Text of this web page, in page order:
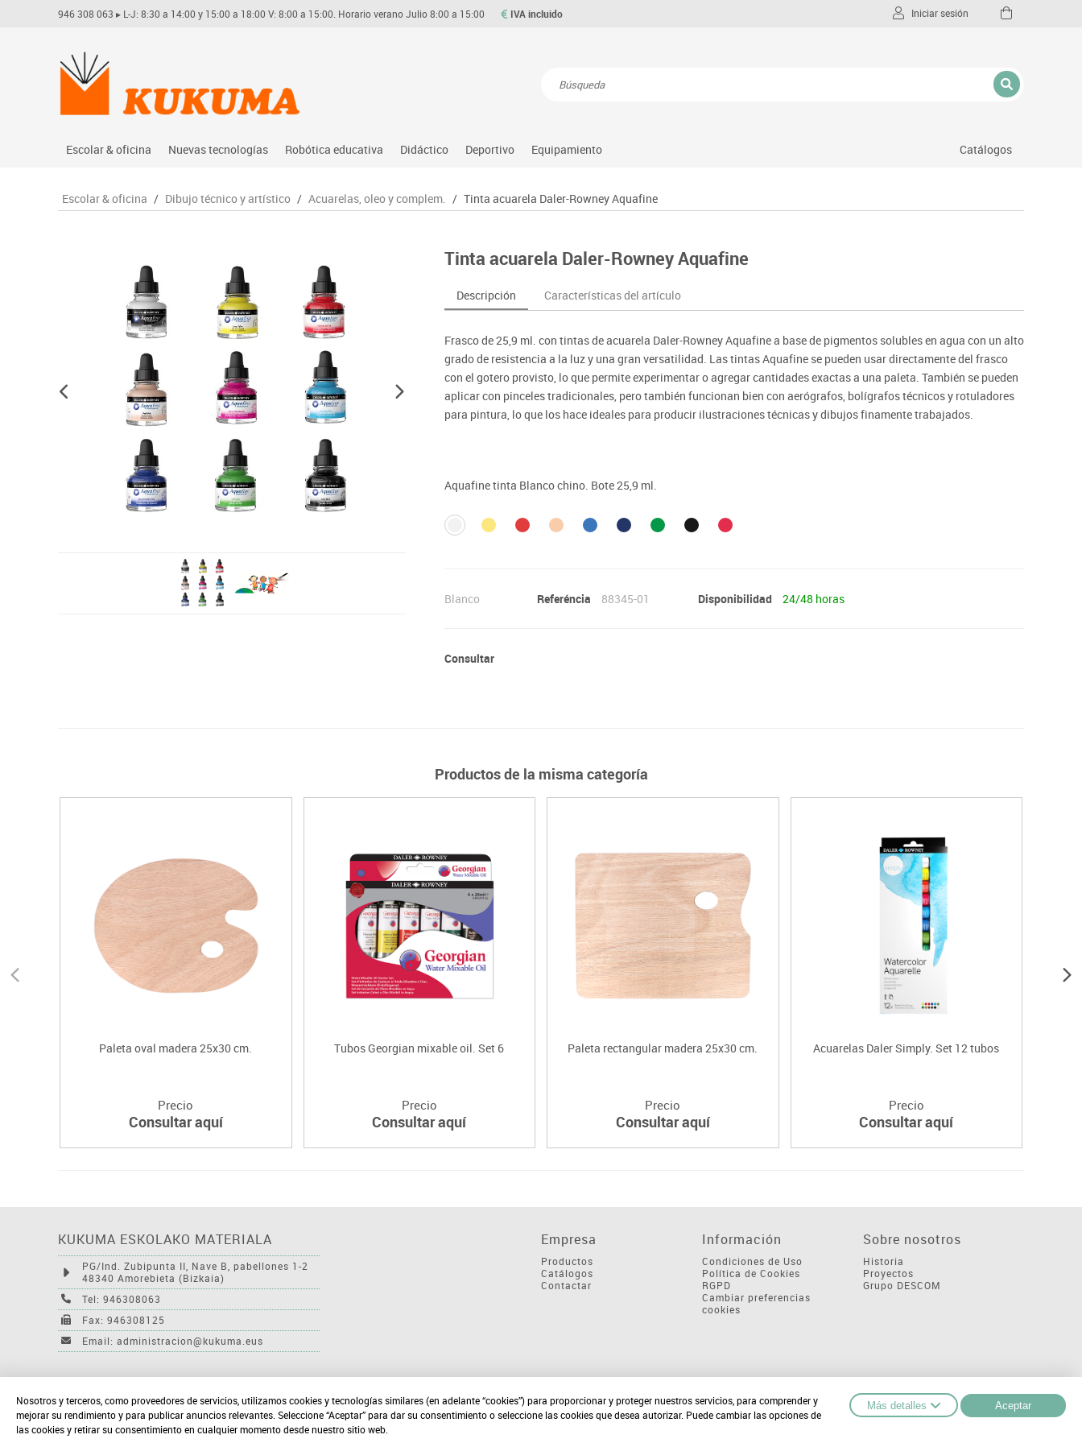
946 308 063 ▸ L-J: 8:30 a 14:00 y 15:00 a 18:00 V: 8:00 a 15:00. Horario verano Julio 8:00 a 15:00 IVA incluido Iniciar sesión
Escolar & oficina
Archivo
Escritura y corrección
Informática
Manualidades
Material escolar
Plastifica, encuaderna, destruye
Papel y manipulados
Nuevas tecnologías
Audio
Monitores interactivos
Videoconferencia
Videoproyección
Robótica educativa
Arduino
Matatastudio
Vex robotics
Otros
Didáctico
Asociación y atención
Espacios exteriores
Juegos heurísticos
Juegos simbólicos
Lenguaje & idiomas
Matemáticas
Música
Primeras edades
Psicomotricidad
Stem
Tinkering
Deportivo
Atletismo
Comp. deportivos
Deportes raqueta
Equipamiento
Hockey
Protección deportiva
Equipamiento
Aulas entornos naturales
Mesas educación
Percheros, baldas y taquillas
Sillas, bancos y taburetes
Catálogos
Escolar & oficina / Dibujo técnico y artístico / Acuarelas, oleo y complem. / Tinta acuarela Daler-Rowney Aquafine
Tinta acuarela Daler-Rowney Aquafine
Descripción Características del artículo
Frasco de 25,9 ml. con tintas de acuarela Daler-Rowney Aquafine a base de pigmentos solubles en agua con un alto
grado de resistencia a la luz y una gran versatilidad. Las tintas Aquafine se pueden usar directamente del frasco
con el gotero provisto, lo que permite experimentar o agregar cantidades exactas a una paleta. También se pueden
aplicar con pinceles tradicionales, pero también funcionan bien con aerógrafos, bolígrafos técnicos y rotuladores
para pintura, lo que los hace ideales para producir ilustraciones técnicas y dibujos finamente trabajados.
Aquafine tinta Blanco chino. Bote 25,9 ml.
Blanco Referéncia 88345-01 Disponibilidad 24/48 horas
Consultar
Productos de la misma categoría
Paleta oval madera 25x30 cm.
Precio
Consultar aquí
Tubos Georgian mixable oil. Set 6
Precio
Consultar aquí
Paleta rectangular madera 25x30 cm.
Precio
Consultar aquí
Acuarelas Daler Simply. Set 12 tubos
Precio
Consultar aquí
KUKUMA ESKOLAKO MATERIALA
PG/Ind. Zubipunta II, Nave B, pabellones 1-2
48340 Amorebieta (Bizkaia)
Tel: 946308063
Fax: 946308125
Email: administracion@kukuma.eus
Empresa
Productos
Catálogos
Contactar
Información
Condiciones de Uso
Política de Cookies
RGPD
Cambiar preferencias
cookies
Sobre nosotros
Historia
Proyectos
Grupo DESCOM
Nosotros y terceros, como proveedores de servicios, utilizamos cookies y tecnologías similares (en adelante “cookies”) para proporcionar y proteger nuestros servicios, para comprender y
mejorar su rendimiento y para publicar anuncios relevantes. Seleccione “Aceptar” para dar su consentimiento o seleccione las cookies que desea autorizar. Puede cambiar las opciones de
las cookies y retirar su consentimiento en cualquier momento desde nuestro sitio web.
Más detalles Aceptar